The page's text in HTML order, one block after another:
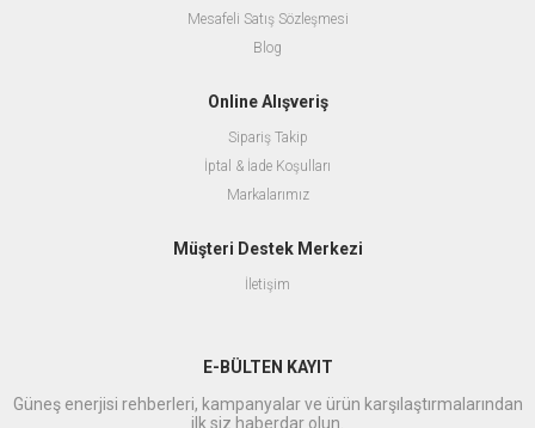
Mesafeli Satış Sözleşmesi
Blog
Online Alışveriş
Sipariş Takip
İptal & İade Koşulları
Markalarımız
Müşteri Destek Merkezi
İletişim
E-BÜLTEN KAYIT
Güneş enerjisi rehberleri, kampanyalar ve ürün karşılaştırmalarından
ilk siz haberdar olun.